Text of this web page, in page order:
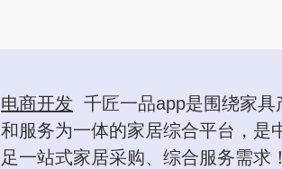
电商开发 千匠一品app是围绕家
和服务为一体的家居综合平台，是
足一站式家居采购、综合服务需求！